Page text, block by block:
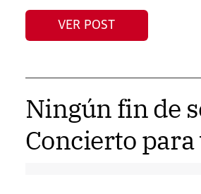
VER POST
Ningún fin de
Concierto